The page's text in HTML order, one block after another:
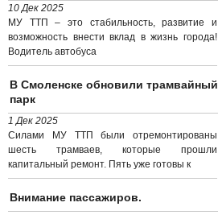
10 Дек 2025
МУ ТТП – это стабильность, развитие и
возможность внести вклад в жизнь города!
Водитель автобуса
В Смоленске обновили трамвайный
парк
1 Дек 2025
Силами МУ ТТП были отремонтированы
шесть трамваев, которые прошли
капитальный ремонт. Пять уже готовы к
Внимание пассажиров.